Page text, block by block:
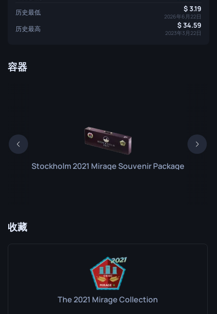
历史最低 3.19
2026年6月22日
历史最高 34.59
2023年3月22日
容器
Stockholm 2021 Mirage Souvenir Package
收藏
The 2021 Mirage Collection